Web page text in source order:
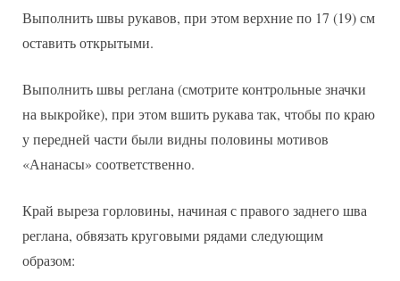
Выполнить швы рукавов, при этом верхние по 17 (19) см
оставить открытыми.
Выполнить швы реглана (смотрите контрольные значки
на выкройке), при этом вшить рукава так, чтобы по краю
у передней части были видны половины мотивов
«Ананасы» соответственно.
Край выреза горловины, начиная с правого заднего шва
реглана, обвязать круговыми рядами следующим
образом: